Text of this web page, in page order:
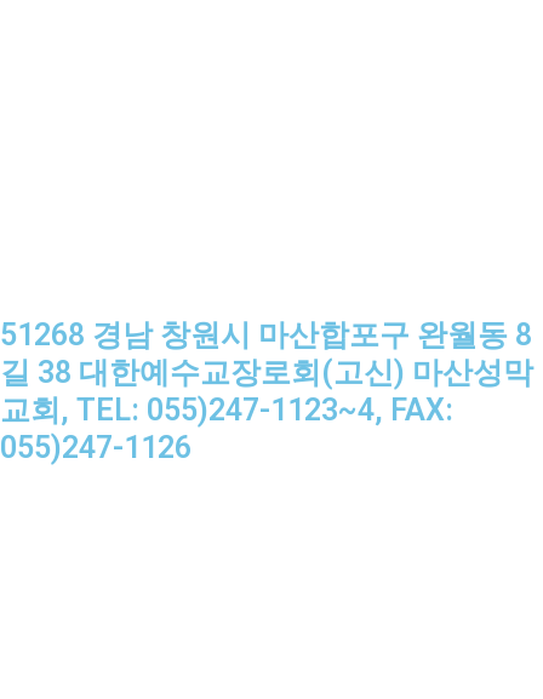
51268 경남 창원시 마산합포구 완월동 8
길 38 대한예수교장로회(고신) 마산성막
교회, TEL: 055)247-1123~4, FAX:
055)247-1126